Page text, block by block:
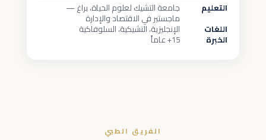
التعليم جامعة التشيك لعلوم الحياة، براغ —
ماجستير في الاقتصاد والإدارة
اللغات الإنجليزية، التشيكية، السلوفاكية
الخبرة 15+ عاماً
الفريق الطبي